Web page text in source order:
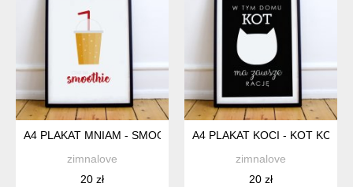
A4 PLAKAT MNIAM - SMOOTHIE POMARAŃCZA
zimnalove
20 zł
A4 PLAKAT KOCI - KOT
zimnalove
20 zł